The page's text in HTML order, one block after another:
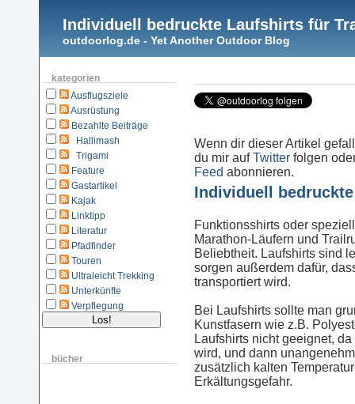
Individuell bedruckte Laufshirts für
outdoorlog.de - Yet Another Outdoor Blog
kategorien
Ausflugsziele
Ausrüstung
Bezahlte Beiträge
Hallimash
Trigami
Feature
Gastartikel
Kajak
Linktipp
Literatur
Pfadfinder
Touren
Ultraleicht Trekking
Unterkünfte
Verpflegung
bücher
Wenn dir dieser Artikel
du mir aufTwitter folgen
Feed abonnieren.
Individuell
Funktionsshirts oder
Marathon-Läufern und
Beliebtheit. Laufshirts sind
sorgen außerdem dafür,
transportiert wird.
Bei Laufshirts sollte man
Kunstfasern wie z.B.
Laufshirts nicht geeignet,
wird, und dann
zusätzlich kalten
Erkältungsgefahr.